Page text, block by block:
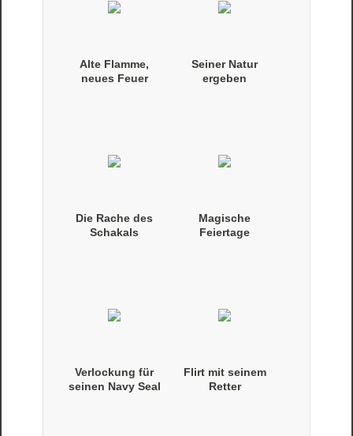
Alte Flamme,
neues Feuer
Seiner Natur
ergeben
Die Rache des
Schakals
Magische
Feiertage
Verlockung für
seinen Navy Seal
Flirt mit seinem
Retter